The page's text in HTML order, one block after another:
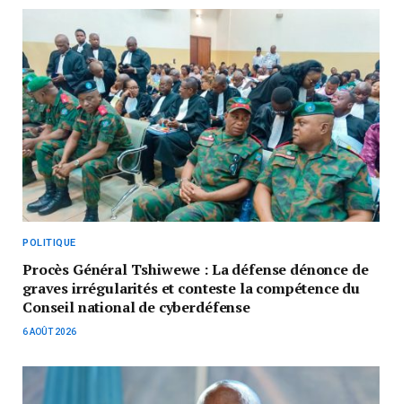
POLITIQUE
Procès Général Tshiwewe : La défense dénonce de
graves irrégularités et conteste la compétence du
Conseil national de cyberdéfense
6 AOÛT 2026